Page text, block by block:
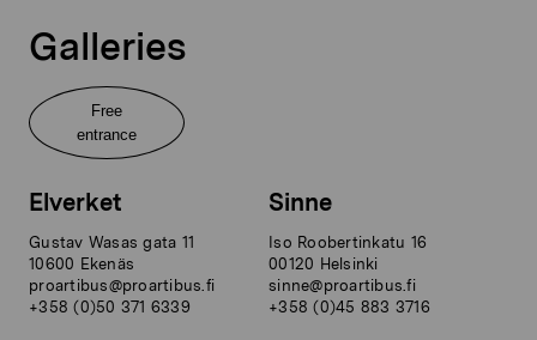
Galleries
Free
entrance
Elverket
Gustav Wasas gata 11
10600 Ekenäs
proartibus@proartibus.fi
+358 (0)50 371 6339
Sinne
Iso Roobertinkatu 16
00120 Helsinki
sinne@proartibus.fi
+358 (0)45 883 3716